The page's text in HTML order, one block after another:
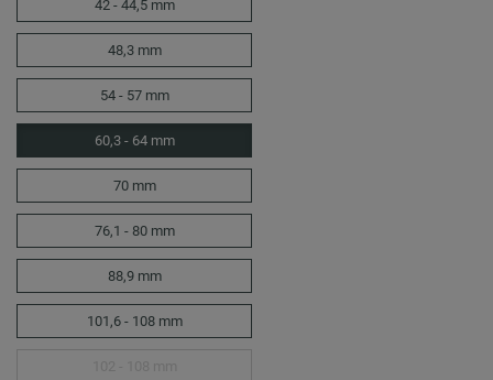
42 - 44,5 mm
48,3 mm
54 - 57 mm
60,3 - 64 mm
70 mm
76,1 - 80 mm
88,9 mm
101,6 - 108 mm